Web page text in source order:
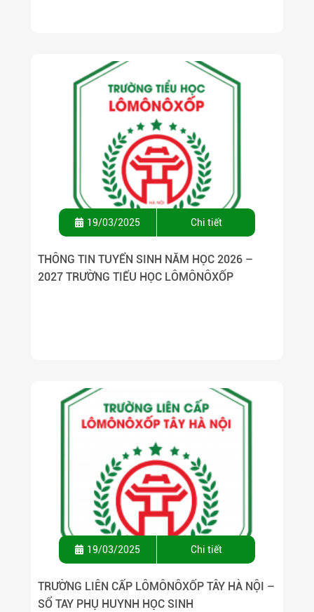
19/03/2025 Chi tiết
THÔNG TIN TUYỂN SINH NĂM HỌC 2026 –
2027 TRƯỜNG TIỂU HỌC LÔMÔNÔXỐP
19/03/2025 Chi tiết
TRƯỜNG LIÊN CẤP LÔMÔNÔXỐP TÂY HÀ NỘI –
SỔ TAY PHỤ HUYNH HỌC SINH